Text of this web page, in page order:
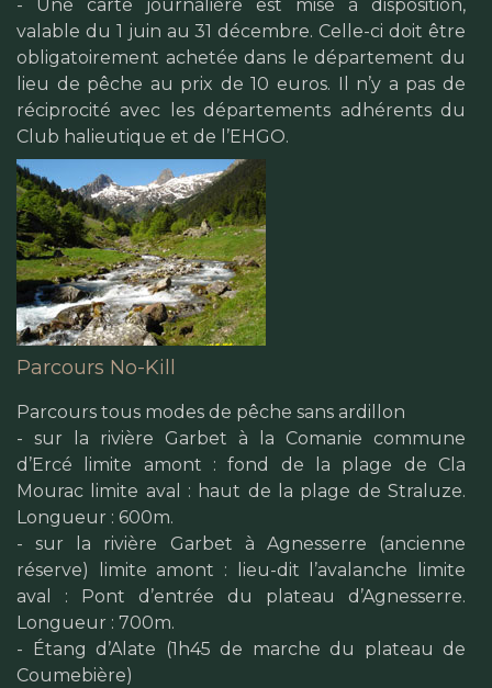
- Une carte journalière est mise à disposition,
valable du 1 juin au 31 décembre. Celle-ci doit être
obligatoirement achetée dans le département du
lieu de pêche au prix de 10 euros. Il n’y a pas de
réciprocité avec les départements adhérents du
Club halieutique et de l’EHGO.
Parcours No-Kill
Parcours tous modes de pêche sans ardillon
- sur la rivière Garbet à la Comanie commune
d’Ercé limite amont : fond de la plage de Cla
Mourac limite aval : haut de la plage de Straluze.
Longueur : 600m.
- sur la rivière Garbet à Agnesserre (ancienne
réserve) limite amont : lieu-dit l’avalanche limite
aval : Pont d’entrée du plateau d’Agnesserre.
Longueur : 700m.
- Étang d’Alate (1h45 de marche du plateau de
Coumebière)